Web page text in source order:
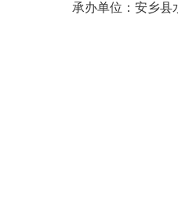
承办单位：安乡